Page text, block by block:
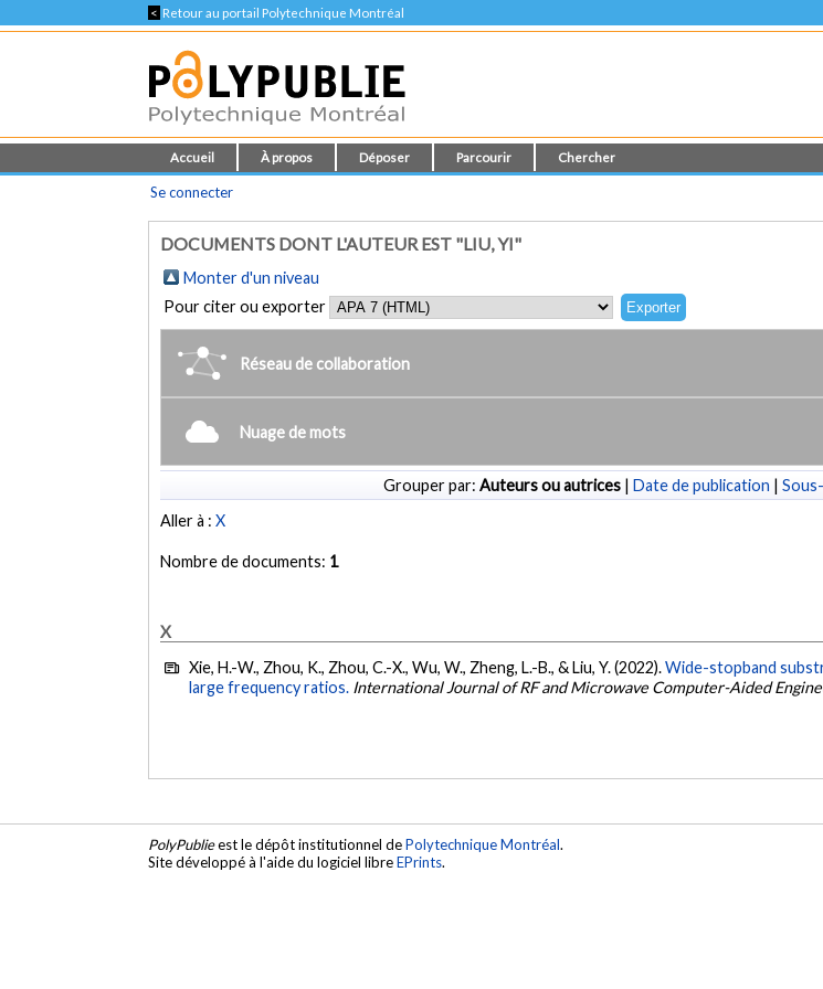
< Retour au portail Polytechnique Montréal
Accueil À propos Déposer Parcourir Chercher
Se connecter
DOCUMENTS DONT L'AUTEUR EST "LIU, YI"
Monter d'un niveau
Pour citer ou exporter
Réseau de collaboration
Nuage de mots
Grouper par: Auteurs ou autrices | Date de publication |
Aller à :X
Nombre de documents: 1
X
Xie, H.-W., Zhou, K., Zhou, C.-X., Wu, W., Zheng, L.-B., & Liu, Y. (2022).Wide-stopband
large frequency ratios. International Journal of RF and Microwave Computer-Aided
PolyPublieest le dépôt institutionnel dePolytechnique Montréal.
Site développé à l'aide du logiciel libreEPrints.